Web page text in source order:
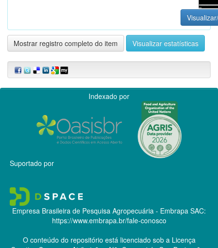
Mostrar registro completo do item Visualizar estatísticas
Indexado por
Suportado por
Empresa Brasileira de Pesquisa Agropecuária - Embrapa SAC:
https://www.embrapa.br/fale-conosco
O conteúdo do repositório está licenciado sob a Licença